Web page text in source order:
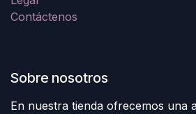
Contáctenos
Sobre nosotros
En nuestra tienda ofrecemos una